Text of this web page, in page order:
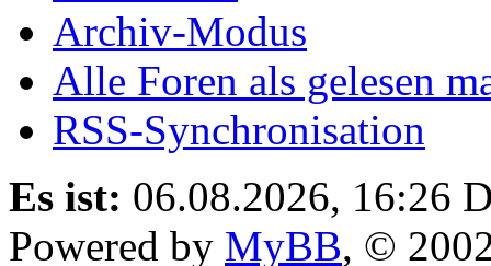
Archiv-Modus
Alle Foren als gelesen
RSS-Synchronisation
Es ist: 06.08.2026, 16:26
Powered by MyBB, ©